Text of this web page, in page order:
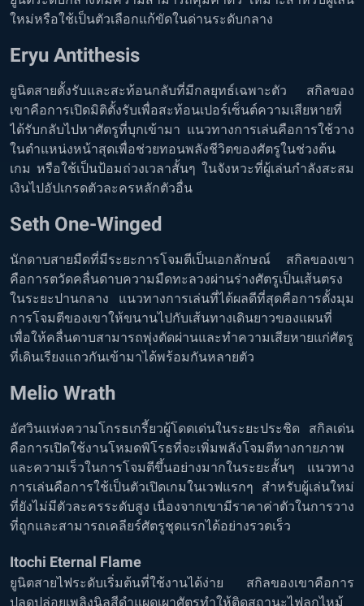
ใหม่หรือใช้เป็นตัวเลือกแก้ขัดในด่านระดับกลาง
Eryu Antithesis
ยูนิตสายตั้งรับและสะท้อนกลับที่มีกลยุทธ์เฉพาะตัว สกิลของ
เขาคือการเปิดมิติตั้งรับเพื่อสะท้อนเปอร์เซ็นต์ความเสียหายที่
ได้รับกลับไปหาศัตรูที่บุกเข้ามา แนวทางการเล่นคือการใช้วาง
ในตำแหน่งหน้าสุดเพื่อช่วยทอนพลังชีวิตของศัตรูในช่วงต้น
เกม หรือใช้เป็นป้อมถ่วงเวลาสั้นๆ ในจังหวะที่ผู้เล่นกำลังสะสม
เงินไปอัปเกรดตัวละครหลักตัวอื่น
Seth One-Winged
นักดาบสายมืดที่มีระยะการโจมตีเป็นเอกลักษณ์ สกิลของเขา
คือการตวัดคลื่นดาบความมืดทะลวงผ่านร่างศัตรูเป็นเส้นตรง
ในระยะปานกลาง แนวทางการเล่นที่ได้ผลดีที่สุดคือการตั้งมุม
การโจมตีของเขาให้ขนานไปกับเส้นทางเดินยาวของแผนที่
เพื่อให้คลื่นดาบสามารถพุ่งตัดผ่านและทำความเสียหายแก่ศัตรู
ที่เดินเรียงแถวกันเข้ามาได้พร้อมกันหลายตัว
Melio Wrath
อัศวินแห่งความโกรธเกรี้ยวผู้โดดเด่นในระยะประชิด สกิลเด่น
คือการเปิดใช้งานโหมดพิโรธที่จะเพิ่มพลังโจมตีทางกายภาพ
และความเร็วในการโจมตีขึ้นอย่างมากในระยะสั้นๆ แนวทาง
การเล่นคือการใช้เป็นตัวเปิดเกมในเวฟแรกๆ สำหรับผู้เล่นใหม่
ที่ยังไม่มีตัวละครระดับสูง เนื่องจากเขามีราคาค่าตัวในการวาง
ที่ถูกและสามารถเคลียร์ศัตรูชุดแรกได้อย่างรวดเร็ว
Itochi Eternal Flame
ยูนิตสายไฟระดับเริ่มต้นที่ใช้งานได้ง่าย สกิลของเขาคือการ
ปลดปล่อยเพลิงนิลสีดำแผดเผาศัตรูทำให้ติดสถานะไฟลุกไหม้